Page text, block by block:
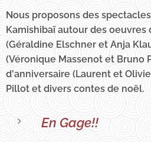
Nous proposons des
Kamishibaï autour des oeuvres
(Géraldine Elschner et Anja
(Véronique Massenot et Bruno
d'anniversaire (Laurent et
Pillot et divers contes de noël.
En Gage!!